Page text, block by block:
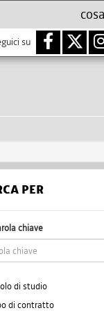
su
PER
chiave
di studio
di contratto